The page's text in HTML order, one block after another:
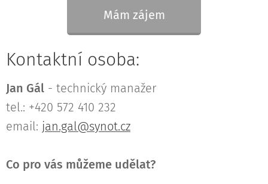
Mám zájem
Kontaktní osoba:
Jan Gál - technický manažer
tel.: +420 572 410 232
email: jan.gal@synot.cz
Co pro vás můžeme udělat?